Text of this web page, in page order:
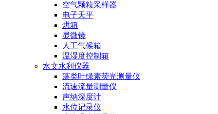
空气颗粒采样器
电子天平
烘箱
显微镜
人工气候箱
温湿度控制箱
水文水利仪器
藻类叶绿素荧光测量仪
流速流量测量仪
声纳深度计
水位记录仪